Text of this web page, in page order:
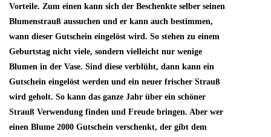
Vorteile. Zum einen kann sich der Beschenkte selber seinen
Blumenstrauß aussuchen und er kann auch bestimmen,
wann dieser Gutschein eingelöst wird. So stehen zu einem
Geburtstag nicht viele, sondern vielleicht nur wenige
Blumen in der Vase. Sind diese verblüht, dann kann ein
Gutschein eingelöst werden und ein neuer frischer Strauß
wird geholt. So kann das ganze Jahr über ein schöner
Strauß Verwendung finden und Freude bringen. Aber wer
einen Blume 2000 Gutschein verschenkt, der gibt dem